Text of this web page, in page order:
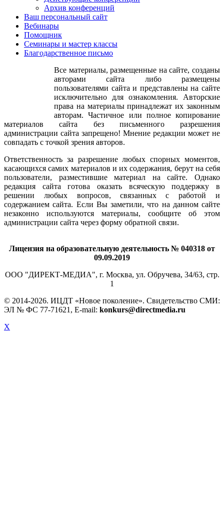
Архив конференций
Ваш персональный сайт
Вебинары
Помощник
Семинары и мастер классы
Благодарственное письмо
Все материалы, размещенные на сайте, созданы
авторами сайта либо размещены
пользователями сайта и представлены на сайте
исключительно для ознакомления. Авторские
права на материалы принадлежат их законным
авторам. Частичное или полное копирование
материалов сайта без письменного разрешения
администрации сайта запрещено! Мнение редакции может не
совпадать с точкой зрения авторов.
Ответственность за разрешение любых спорных моментов,
касающихся самих материалов и их содержания, берут на себя
пользователи, разместившие материал на сайте. Однако
редакция сайта готова оказать всяческую поддержку в
решении любых вопросов, связанных с работой и
содержанием сайта. Если Вы заметили, что на данном сайте
незаконно используются материалы, сообщите об этом
администрации сайта через форму обратной связи.
Лицензия на образовательную деятельность № 040318 от
09.09.2019
ООО "ДИРЕКТ-МЕДИА", г. Москва, ул. Обручева, 34/63, стр.
1
© 2014-2026. ИЦДТ «Новое поколение». Свидетельство СМИ:
ЭЛ № ФС 77-71621, E-mail: konkurs@directmedia.ru
X